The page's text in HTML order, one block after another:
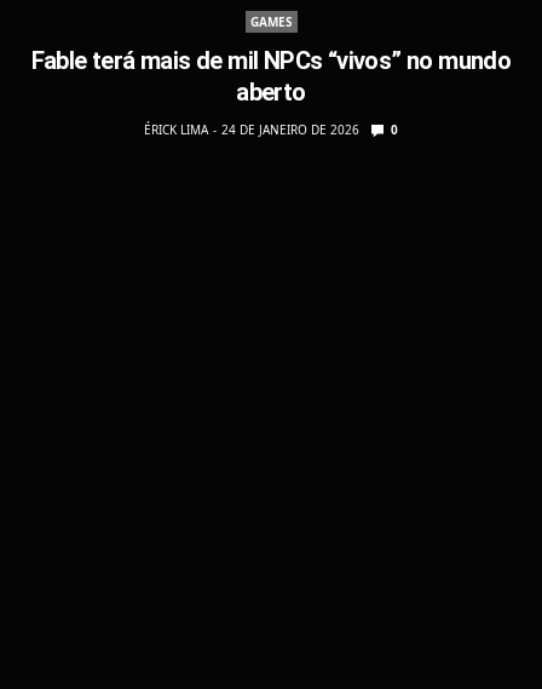
GAMES
Fable terá mais de mil NPCs “vivos” no mundo
aberto
ÉRICK LIMA 24 DE JANEIRO DE 2026 0